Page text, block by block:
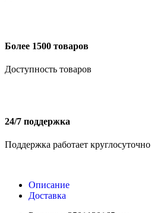
Более 1500 товаров
Доступность товаров
24/7 поддержка
Поддержка работает круглосуточно
Описание
Доставка